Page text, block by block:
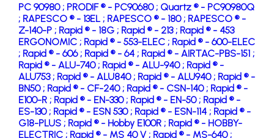
PC 90980 ; PRODIF ® - PC90680 ; Quartz ® - PC90980Q
; RAPESCO ® - 13EL ; RAPESCO ® - 180 ; RAPESCO ® -
Z-140-P ; Rapid ® - 18G ; Rapid ® - 213 ; Rapid ® - 453
ERGONOMIC ; Rapid ® - 553-ELEC ; Rapid ® - 600-ELEC
; Rapid ® - 606 ; Rapid ® - 64 ; Rapid ® - AIRTAC-PBS-151 ;
Rapid ® - ALU-740 ; Rapid ® - ALU-940 ; Rapid ® -
ALU753 ; Rapid ® - ALU840 ; Rapid ® - ALU940 ; Rapid ® -
BN50 ; Rapid ® - CF-240 ; Rapid ® - CSN-140 ; Rapid ® -
E100-R ; Rapid ® - EN-330 ; Rapid ® - EN-50 ; Rapid ® -
ES-130 ; Rapid ® - ESN 530 ; Rapid ® - ESN-114 ; Rapid ® -
G18-PLUS ; Rapid ® - Hobby E100R ; Rapid ® - HOBBY-
ELECTRIC ; Rapid ® - MS 40 V ; Rapid ® - MS-640 ;